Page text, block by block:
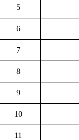
5
6
7
8
9
10
11